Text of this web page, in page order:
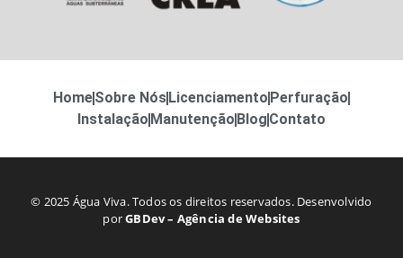
HomeSobre Nós Licenciamento Perfuração
Instalação Manutenção Blog Contato
© 2025 Água Viva. Todos os direitos reservados. Desenvolvido
porGBDev – Agência de Websites